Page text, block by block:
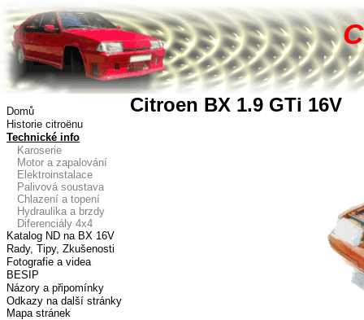
Domů
Historie citroënu
Technické info
Karoserie
Motor a zapalování
Elektroinstalace
Palivová soustava
Chlazení a topení
Hydraulika a brzdy
Diferenciály 4x4
Katalog ND na BX 16V
Rady, Tipy, Zkušenosti
Fotografie a videa
BESIP
Názory a připomínky
Odkazy na další stránky
Mapa stránek
Citroen BX 1.9 GTi 16V